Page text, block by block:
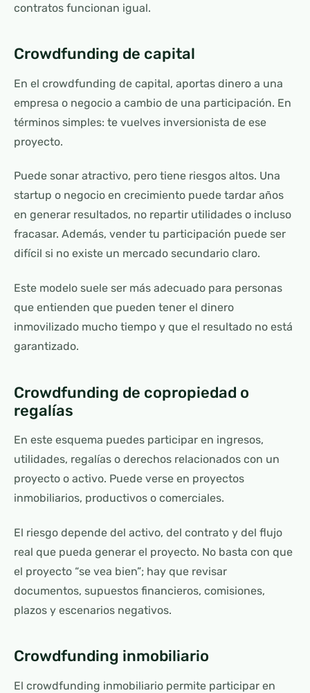
contratos funcionan igual.
Crowdfunding de capital
En el crowdfunding de capital, aportas dinero a una
empresa o negocio a cambio de una participación. En
términos simples: te vuelves inversionista de ese
proyecto.
Puede sonar atractivo, pero tiene riesgos altos. Una
startup o negocio en crecimiento puede tardar años
en generar resultados, no repartir utilidades o incluso
fracasar. Además, vender tu participación puede ser
difícil si no existe un mercado secundario claro.
Este modelo suele ser más adecuado para personas
que entienden que pueden tener el dinero
inmovilizado mucho tiempo y que el resultado no está
garantizado.
Crowdfunding de copropiedad o
regalías
En este esquema puedes participar en ingresos,
utilidades, regalías o derechos relacionados con un
proyecto o activo. Puede verse en proyectos
inmobiliarios, productivos o comerciales.
El riesgo depende del activo, del contrato y del flujo
real que pueda generar el proyecto. No basta con que
el proyecto “se vea bien”; hay que revisar
documentos, supuestos financieros, comisiones,
plazos y escenarios negativos.
Crowdfunding inmobiliario
El crowdfunding inmobiliario permite participar en